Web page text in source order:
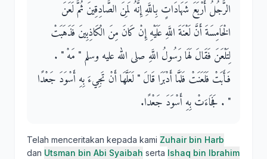
الرَّجُلُ أَرْبَعَ شَهَادَاتٍ بِاللَّهِ إِنَّهُ لَمِنَ الصَّادِقِينَ ثُمَّ لَعَنَ
الْخَامِسَةَ أَنَّ لَعْنَةَ اللَّهِ عَلَيْهِ إِنْ كَانَ مِنَ الْكَاذِبِينَ فَذَهَبَتْ
لِتَلْعَنَ فَقَالَ لَهَا رَسُولُ اللَّهِ صلى الله عليه وسلم ‏"‏ مَهْ ‏"‏ ‏.‏
فَأَبَتْ فَلَعَنَتْ فَلَمَّا أَدْبَرَا قَالَ ‏"‏ لَعَلَّهَا أَنْ تَجِيءَ بِهِ أَسْوَدَ جَعْدًا
‏"‏ ‏.‏ فَجَاءَتْ بِهِ أَسْوَدَ جَعْدًا‏.‏
Telah menceritakan kepada kami Zuhair bin Harb
dan Utsman bin Abi Syaibah serta Ishaq bin Ibrahim